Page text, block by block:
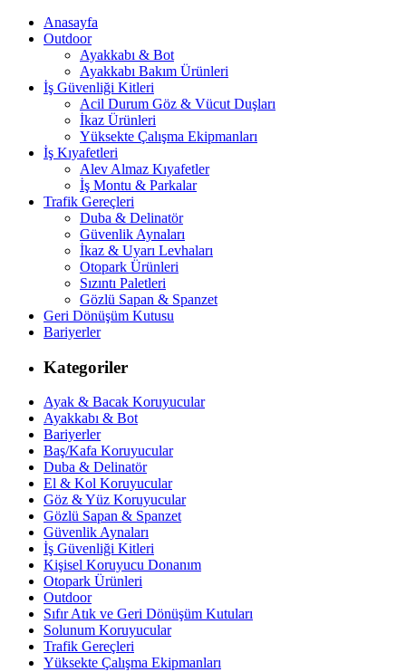
Anasayfa
Outdoor
Ayakkabı & Bot
Ayakkabı Bakım Ürünleri
İş Güvenliği Kitleri
Acil Durum Göz & Vücut Duşları
İkaz Ürünleri
Yüksekte Çalışma Ekipmanları
İş Kıyafetleri
Alev Almaz Kıyafetler
İş Montu & Parkalar
Trafik Gereçleri
Duba & Delinatör
Güvenlik Aynaları
İkaz & Uyarı Levhaları
Otopark Ürünleri
Sızıntı Paletleri
Gözlü Sapan & Spanzet
Geri Dönüşüm Kutusu
Bariyerler
Kategoriler
Ayak & Bacak Koruyucular
Ayakkabı & Bot
Bariyerler
Baş/Kafa Koruyucular
Duba & Delinatör
El & Kol Koruyucular
Göz & Yüz Koruyucular
Gözlü Sapan & Spanzet
Güvenlik Aynaları
İş Güvenliği Kitleri
Kişisel Koruyucu Donanım
Otopark Ürünleri
Outdoor
Sıfır Atık ve Geri Dönüşüm Kutuları
Solunum Koruyucular
Trafik Gereçleri
Yüksekte Çalışma Ekipmanları